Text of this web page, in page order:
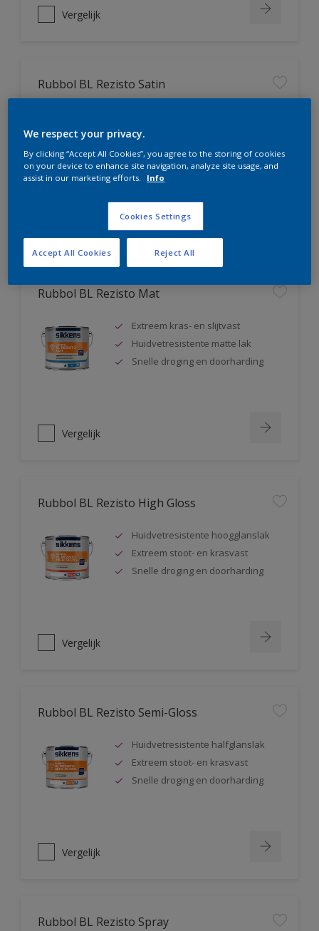
Vergelijk
Rubbol BL Rezisto Satin
Huidvetresistente zijdeglanslak
Snelle droging en doorharding
Rubbol BL Rezisto Mat
Extreem kras- en slijtvast
Huidvetresistente matte lak
Snelle droging en doorharding
Vergelijk
Rubbol BL Rezisto High Gloss
Huidvetresistente hoogglanslak
Extreem stoot- en krasvast
Snelle droging en doorharding
Vergelijk
Rubbol BL Rezisto Semi-Gloss
Huidvetresistente halfglanslak
Extreem stoot- en krasvast
Snelle droging en doorharding
Vergelijk
Rubbol BL Rezisto Spray
We respect your privacy.
By clicking “Accept All Cookies”, you agree to the storing of cookies
on your device to enhance site navigation, analyze site usage, and
assist in our marketing efforts.
Info
Cookies Settings
Reject All
Accept All Cookies